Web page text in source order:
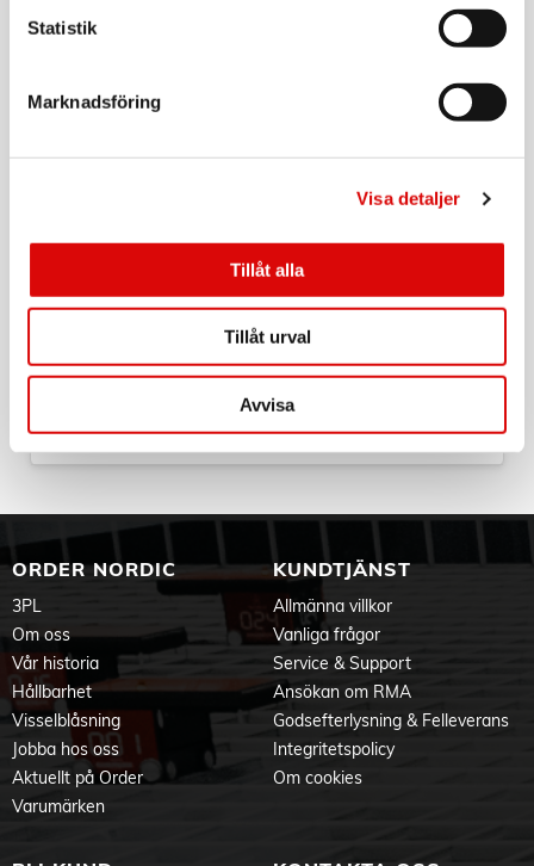
Statistik
Marknadsföring
Visa detaljer
Tillåt alla
Tillåt urval
Avvisa
MagSafe-bilhållare för Tesla Model X (22-), Y, 3,
Rek: 349,00 kr
CELLY
MAGCHARGEPRO
Svart
Tillv. art. nr:
ORDER NORDIC
3PL
Om oss
Vår historia
Hållbarhet
Visselblåsning
Jobba hos oss
Aktuellt på Order
Varumärken
KUNDTJÄNST
Allmänna villkor
Vanliga frågor
Service & Support
Ansökan om RMA
Godsefterlysning & Felleverans
Integritetspolicy
Om cookies